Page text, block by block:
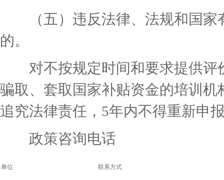
（五）违反法律、法规和国家
的。
对不按规定时间和要求提供评
骗取、套取国家补贴资金的培训
追究法律责任，5年内不得重新申
政策咨询电话
单位 联系方式